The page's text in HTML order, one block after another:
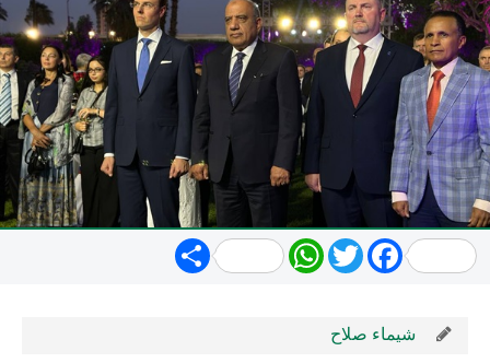
Share WhatsApp
TwitterFacebook
شيماء صلاح